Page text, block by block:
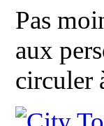
Pas
aux
circuler